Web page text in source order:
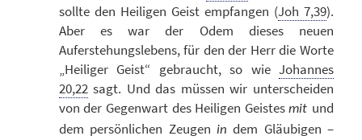
sollte den Heiligen Geist empfangen (Joh 7,39).
Aber es war der Odem dieses neuen
Auferstehungslebens, für den der Herr die Worte
„Heiliger Geist“ gebraucht, so wie Johannes
20,22sagt. Und das müssen wir unterscheiden
von der Gegenwart des Heiligen Geistesmit und
dem persönlichen Zeugen in dem Gläubigen –